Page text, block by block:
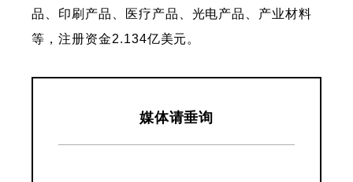
品、印刷产品、医疗产品、光电产品、产业材料
等，注册资金2.134亿美元。
媒体请垂询